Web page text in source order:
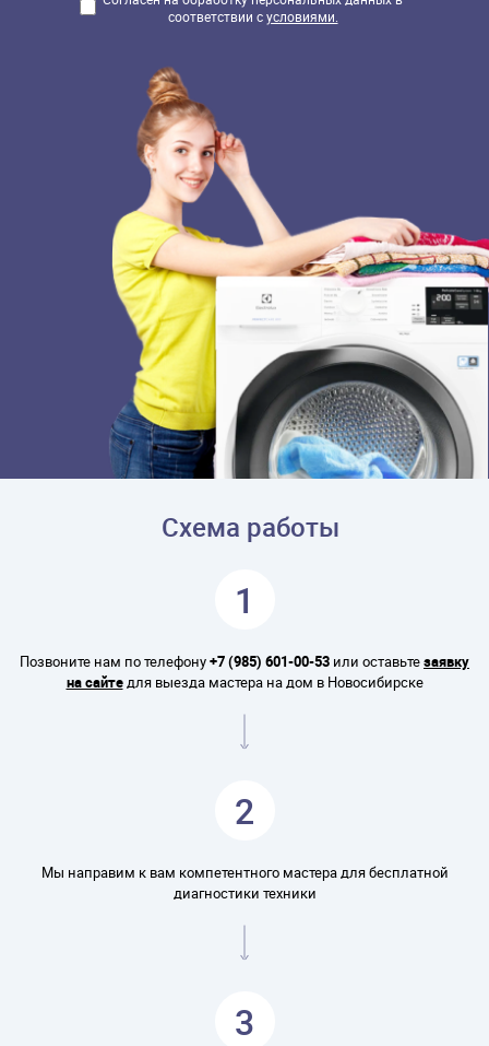
соответствии сусловиями.
Схема работы
1
Позвоните нам по телефону+7 (985) 601-00-53 или оставьтезаявку
на сайтедля выезда мастера на дом в Новосибирске
2
Мы направим к вам компетентного мастера для бесплатной
диагностики техники
3